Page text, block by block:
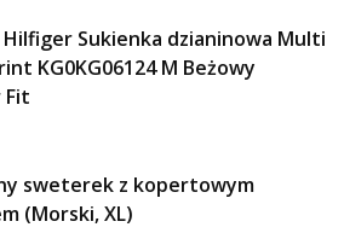
Sukienka dzianinowa Multi
KG0KG06124 M Beżowy
Fit
sweterek z kopertowym
(Morski, XL)